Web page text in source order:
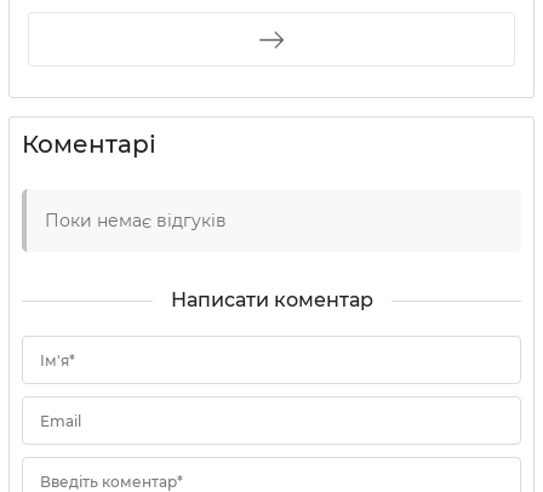
Коментарі
Поки немає відгуків
Написати коментар
Ім'я*
Email
Введіть коментар*